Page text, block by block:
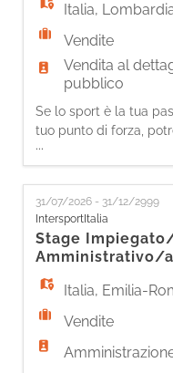
Italia,
Vendite
Vendita al
pubblico
Se lo sport è la tua
tuo punto di forza,
giusta per entrare
Come Assistant Store
protagonista nel
quotidiane del punto
responsabilità In
- Comunicherai
...
31/07/2026 - 31/12/2999
IntersportItalia
Stage
Amministrativo/a
Italia, Emilia-
Vendite